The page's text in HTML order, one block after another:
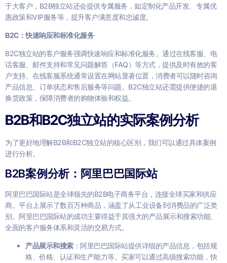
于大客户，B2B独立站还会提供专属服务，如定制化产品开发、专属优
惠政策和VIP服务等，提升客户满意度和忠诚度。
B2C：快速响应和标准化服务
B2C独立站的客户服务强调快速响应和标准化服务。通过在线客服、电
话客服、邮件支持和常见问题解答（FAQ）等方式，提供及时有效的客
户支持。在线客服系统通常设置在网站显著位置，消费者可以随时咨询
产品信息、订单状态和售后服务等问题。B2C独立站还需提供便捷的退
换货政策，保障消费者的购物体验和权益。
B2B和B2C独立站的实际案例分析
为了更好地理解B2B和B2C独立站的核心区别，我们可以通过具体案例
进行分析。
B2B案例分析：阿里巴巴国际站
阿里巴巴国际站是全球领先的B2B电子商务平台，连接全球买家和供应
商。平台上展示了数百万种商品，涵盖了从工业设备到消费品的广泛类
别。阿里巴巴国际站的成功主要得益于其强大的产品展示和搜索功能、
全面的客户服务体系和灵活的交易方式。
产品展示和搜索：阿里巴巴国际站提供详细的产品信息，包括规
格、价格、认证和生产能力等。买家可以通过高级搜索功能，快